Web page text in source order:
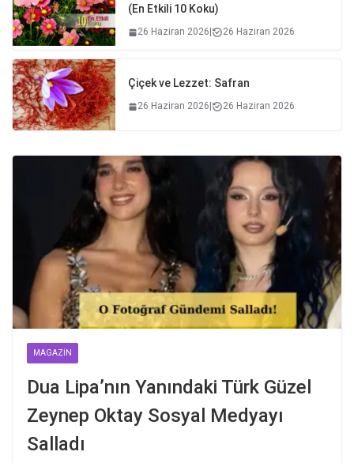
(En Etkili 10 Koku)
26 Haziran 2026 26 Haziran 2026
Çiçek ve Lezzet: Safran
26 Haziran 2026 26 Haziran 2026
MAGAZIN
Dua Lipa’nın Yanındaki Türk Güzel
Zeynep Oktay Sosyal Medyayı
Salladı